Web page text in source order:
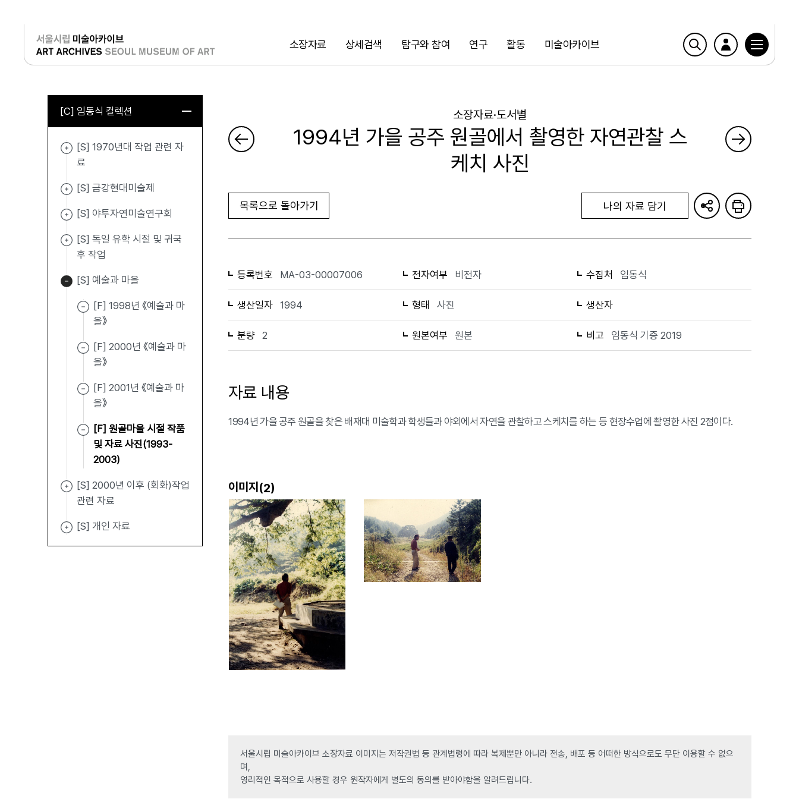
소장자료 상세검색 탐구와 참여 연구 활동 미술아카이브
검색
로그인
[C] 임동식 컬렉션
[S] 1970년대 작업 관련 자
료
[S] 금강현대미술제
[S] 야투자연미술연구회
[S] 독일 유학 시절 및 귀국
후 작업
[S] 예술과 마을
[F] 1998년 《예술과 마
을》
[F] 2000년 《예술과 마
을》
[F] 2001년 《예술과 마
을》
[F] 원골마을 시절 작품
및 자료 사진(1993-
2003)
[S] 2000년 이후 (회화)작업
관련 자료
[S] 개인 자료
소장자료·도서별
1994년 가을 공주 원골에서 촬영한 자연관찰 스
케치 사진
목록으로 돌아가기 나의 자료 담기
등록번호 MA-03-00007006 전자여부 비전자 수집처 임동식
생산일자 1994 형태 사진 생산자
분량 2 원본여부 원본 비고 임동식 기증 2019
자료 내용
1994년 가을 공주 원골을 찾은 배재대 미술학과 학생들과 야외에서 자연을 관찰하고 스케치를 하는 등 현장수업에 촬영한 사진 2점이다.
이미지(2)
서울시립 미술아카이브 소장자료 이미지는 저작권법 등 관계법령에 따라 복제뿐만 아니라 전송, 배포 등 어떠한 방식으로도 무단 이용할 수 없으
며,
영리적인 목적으로 사용할 경우 원작자에게 별도의 동의를 받아야함을 알려드립니다.